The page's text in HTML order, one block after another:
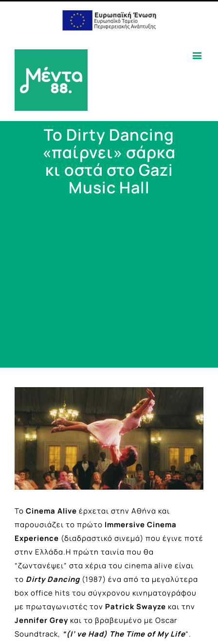
Το Dirty Dancing
«παίρνει» σάρκα
κι οστά στο Gazi
Music Hall
Image
Το Cinema Alive έρχεται στην Αθήνα και
παρουσιάζει το πρώτο Immersive Cinema
Experience (διαδραστικό σινεμά) που έγινε ποτέ
στην Ελλάδα.Η πρώτη ταινία που θα
“ζωντανέψει” στα χέρια του cinema alive είναι
το Dirty Dancing (1987) ένα από τα μεγαλύτερα
box office hits του σύγχρονου κινηματογράφου
με πρωταγωνιστές τον Patrick Swayze και την
Jennifer Grey και το βραβευμένο με Oscar
Soundtrack, “(I’ ve Had) The Time of My Life“.